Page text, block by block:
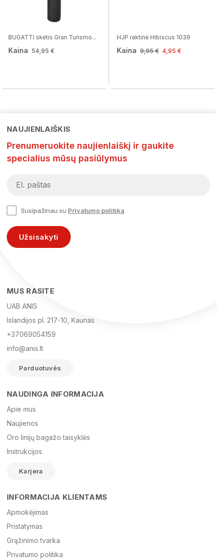
BUGATTI skėtis Gran Turismo...
Kaina 54,95 €
HJP raktinė Hibiscus 1039
Kaina 9,95 € 4,95 €
El. paštas
Žinutė
NAUJIENLAIŠKIS
Prenumeruokite naujienlaiškį ir gaukite
specialius mūsų pasiūlymus
Susipažinau su Privatumo politika
Užsisakyti
MUS RASITE
UAB ANIS
Islandijos pl. 217-10, Kaunas
+37069054159
info@anis.lt
Parduotuvės
NAUDINGA INFORMACIJA
Apie mus
Naujienos
Oro linijų bagažo taisyklės
Instrukcijos
Karjera
INFORMACIJA KLIENTAMS
Apmokėjimas
Pristatymas
Grąžinimo tvarka
Privatumo politika